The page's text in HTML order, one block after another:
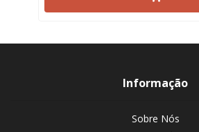
Informação
Sobre Nós